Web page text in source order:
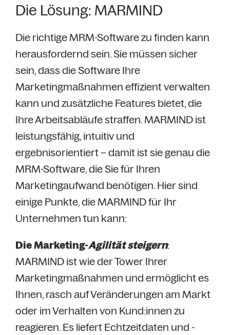
Die Lösung: MARMIND
Die richtige MRM-Software zu finden kann
herausfordernd sein. Sie müssen sicher
sein, dass die Software Ihre
Marketingmaßnahmen effizient verwalten
kann und zusätzliche Features bietet, die
Ihre Arbeitsabläufe straffen. MARMIND ist
leistungsfähig, intuitiv und
ergebnisorientiert – damit ist sie genau die
MRM-Software, die Sie für Ihren
Marketingaufwand benötigen. Hier sind
einige Punkte, die MARMIND für Ihr
Unternehmen tun kann:
Die Marketing-Agilität steigern:
MARMIND ist wie der Tower Ihrer
Marketingmaßnahmen und ermöglicht es
Ihnen, rasch auf Veränderungen am Markt
oder im Verhalten von Kund:innen zu
reagieren. Es liefert Echtzeitdaten und -